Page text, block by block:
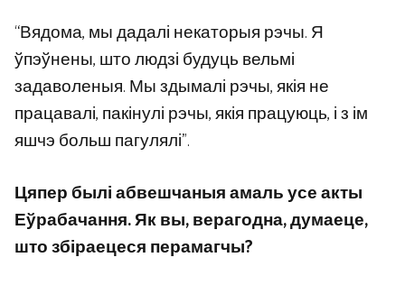
“Вядома, мы дадалі некаторыя рэчы. Я
ўпэўнены, што людзі будуць вельмі
задаволеныя. Мы здымалі рэчы, якія не
працавалі, пакінулі рэчы, якія працуюць, і з ім
яшчэ больш пагулялі”.
Цяпер былі абвешчаныя амаль усе акты
Еўрабачання. Як вы, верагодна, думаеце,
што збіраецеся перамагчы?